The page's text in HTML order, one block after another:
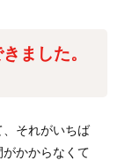
ました。
それがいちば
かからなくて